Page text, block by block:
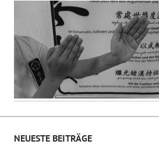
NEUESTE BEITRÄGE